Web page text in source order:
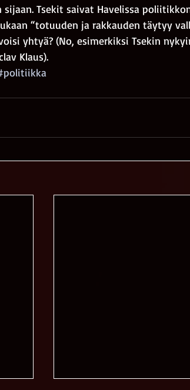
sijaan. Tsekit saivat Havelissa
“totuuden ja rakkauden täytyy
yhtyä? (No, esimerkiksi Tsekin
Klaus).